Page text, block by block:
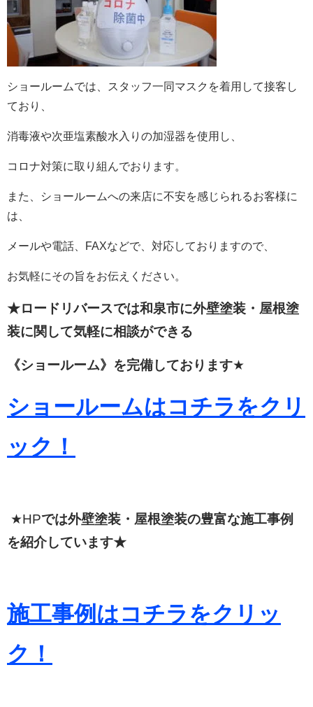
ショールームでは、スタッフ一同マスクを着用して接客し
ており、
消毒液や次亜塩素酸水入りの加湿器を使用し、
コロナ対策に取り組んでおります。
また、ショールームへの来店に不安を感じられるお客様に
は、
メールや電話、FAXなどで、対応しておりますので、
お気軽にその旨をお伝えください。
★ロードリバースでは和泉市に外壁塗装・屋根塗
装に関して気軽に相談ができる
《ショールーム》を完備しております★
ショールームはコチラをクリ
ック！
★HPでは外壁塗装・屋根塗装の豊富な施工事例
を紹介しています★
施工事例はコチラをクリッ
ク！